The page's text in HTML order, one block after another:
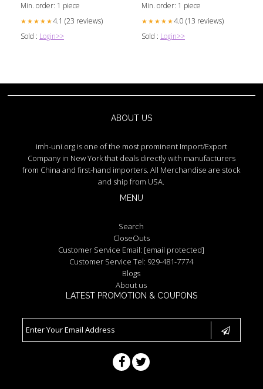
Min. order: 1 piece
★★★★★4.1 (23 reviews)
Sold : Login>>
Min. order: 1 piece
★★★★★4.0 (13 reviews)
Sold : Login>>
ABOUT US
imh-uni.org is one of the most prominent Import/Export
Company in New York that deals directly with manufacturers
from China and first-hand importers. All Merchandise are stock
and ship from USA.
MENU
Search
CloseOuts
Customer Service Email: [email protected]
Customer Service Tel: 929-481-7774
Blogs
About us
LATEST PROMOTION & COUPONS